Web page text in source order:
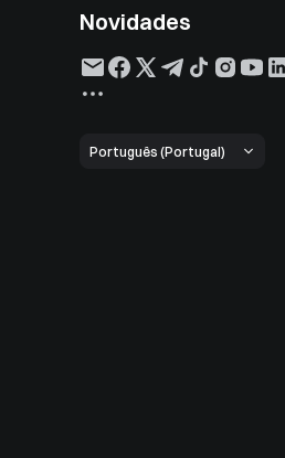
Novidades
Português (Portugal)